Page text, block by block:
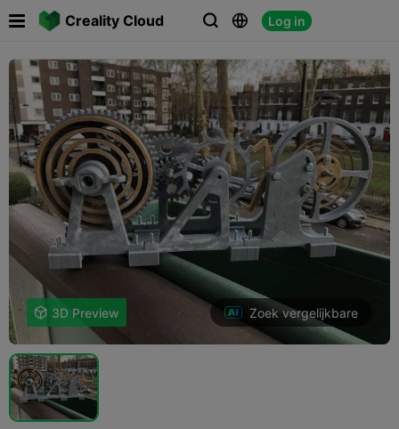
Creality Cloud   Log in

 3D Preview Zoek vergelijkbare